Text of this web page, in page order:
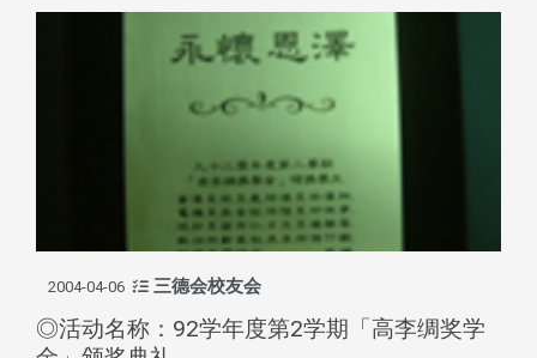
2004-04-06 三德会校友会
◎活动名称：92学年度第2学期「高李绸奖学